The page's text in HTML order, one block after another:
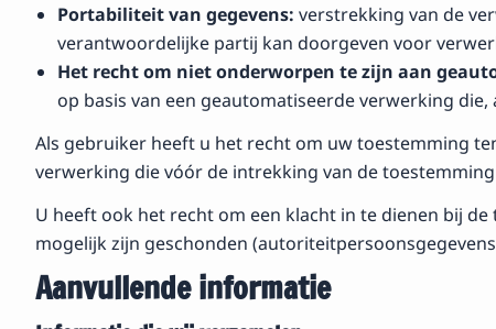
Portabiliteit van gegevens: verstrekking van de
verantwoordelijke partij kan doorgeven voor
Het recht om niet onderworpen te zijn aan
op basis van een geautomatiseerde verwerking
Als gebruiker heeft u het recht om uw toestemming
verwerking die vóór de intrekking van de
U heeft ook het recht om een klacht in te dienen bij
mogelijk zijn geschonden
Aanvullende informatie